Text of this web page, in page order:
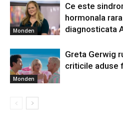
Monden
Ce este
hormonala
diagnosticata
Monden
Greta Gerwig
criticile aduse